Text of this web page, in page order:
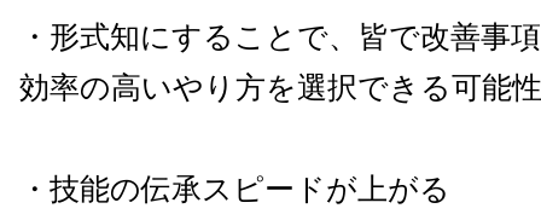
・形式知にすることで、皆で改善事
効率の高いやり方を選択できる可能
・技能の伝承スピードが上がる